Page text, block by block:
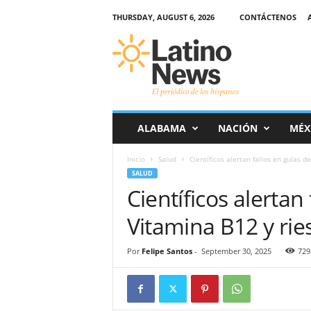
THURSDAY, AUGUST 6, 2026 CONTÁCTENOS
r
ALABAMA NACIÓN
Inicio Salud Científicos alertan fallos en guías
SALUD
Científicos
Vitamina B12 y
Por Felipe Santos- September 30, 2025 729